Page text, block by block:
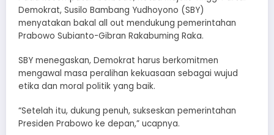
Demokrat, Susilo Bambang Yudhoyono (SBY)
menyatakan bakal all out mendukung pemerintahan
Prabowo Subianto-Gibran Rakabuming Raka.
SBY menegaskan, Demokrat harus berkomitmen
mengawal masa peralihan kekuasaan sebagai wujud
etika dan moral politik yang baik.
“Setelah itu, dukung penuh, sukseskan pemerintahan
Presiden Prabowo ke depan,” ucapnya.